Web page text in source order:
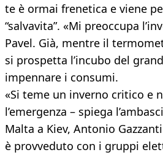
te è ormai frenetica e viene
“salvavita”. «Mi preoccupa
Pavel. Già, mentre il
si prospetta l’incubo del
impennare i consumi.
«Si teme un inverno critico e
l’emergenza – spiega
Malta a Kiev, Antonio
è provveduto con i gruppi